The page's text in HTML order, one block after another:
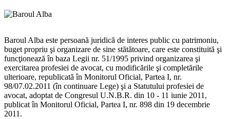
Baroul Alba este persoană juridică de interes public cu patrimoniu,
buget propriu şi organizare de sine stătătoare, care este constituită şi
funcţionează în baza Legii nr. 51/1995 privind organizarea şi
exercitarea profesiei de avocat, cu modificările şi completările
ulterioare, republicată în Monitorul Oficial, Partea I, nr.
98/07.02.2011 (în continuare Lege) şi a Statutului profesiei de
avocat, adoptat de Congresul U.N.B.R. din 10 - 11 iunie 2011,
publicat în Monitorul Oficial, Partea I, nr. 898 din 19 decembrie
2011.